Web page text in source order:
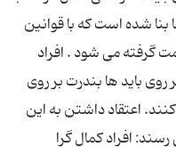
بنا شده است كه با قوانین
گرفته می شود . افراد
باید ها بندرت بر روی
اعتقاد داشتن به این
افراد كمال گرا